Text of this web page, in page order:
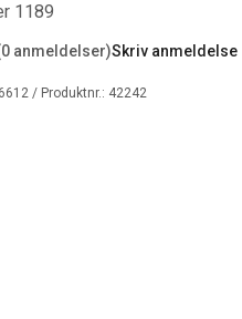
1189
anmeldelser)Skriv anmeldelse
/ Produktnr.: 42242